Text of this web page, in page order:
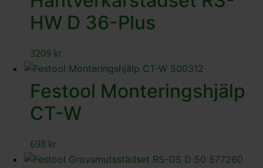
HW D 36-Plus
3209 kr
Festool Monteringshjälp
CT-W
698 kr